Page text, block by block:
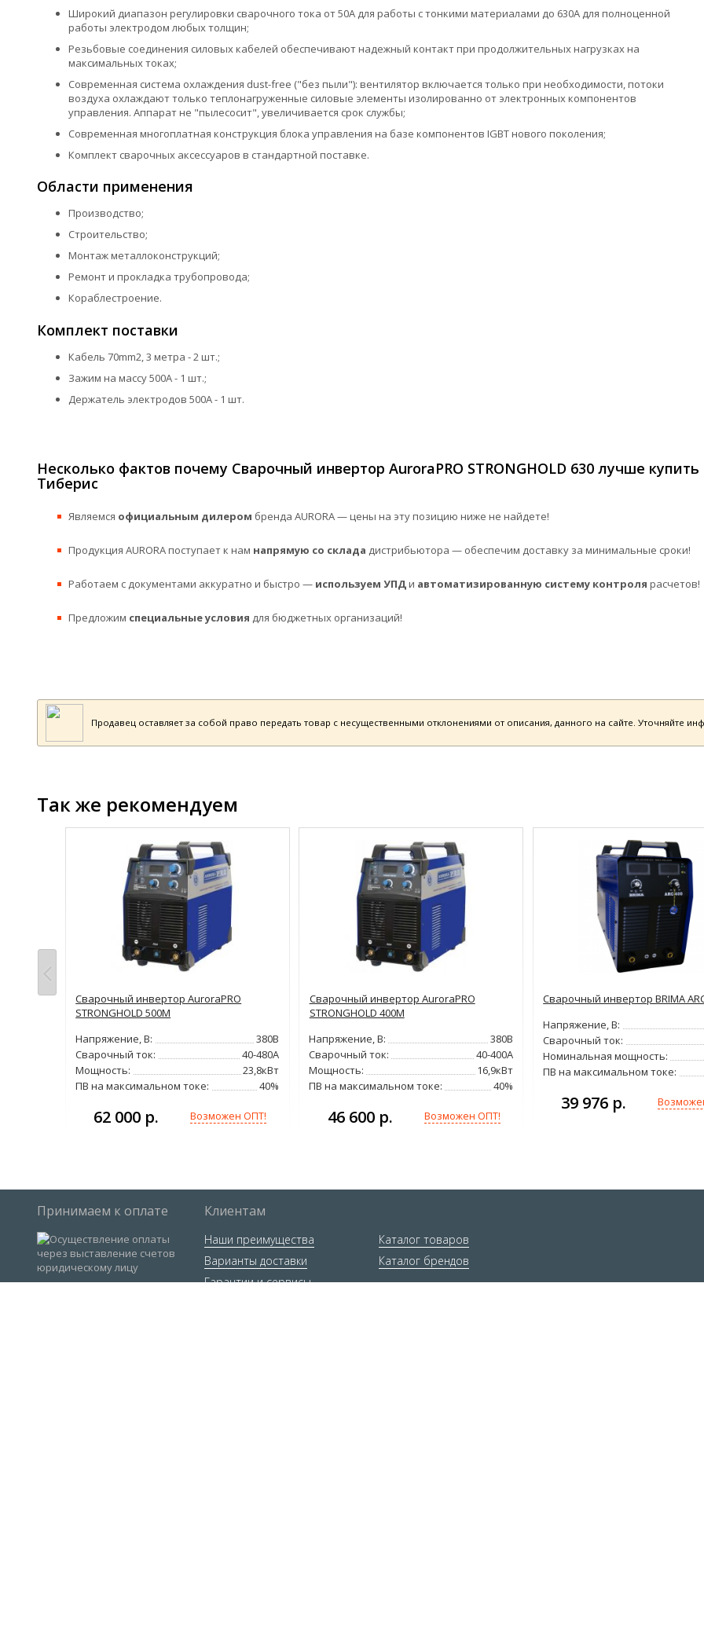
Широкий диапазон регулировки сварочного тока от 50А для работы с тонкими материалами до 630А для полноценной
работы электродом любых толщин;
Резьбовые соединения силовых кабелей обеспечивают надежный контакт при продолжительных нагрузках на
максимальных токах;
Современная система охлаждения dust-free ("без пыли"): вентилятор включается только при необходимости, потоки
воздуха охлаждают только теплонагруженные силовые элементы изолированно от электронных компонентов
управления. Аппарат не "пылесосит", увеличивается срок службы;
Современная многоплатная конструкция блока управления на базе компонентов IGBT нового поколения;
Комплект сварочных аксессуаров в стандартной поставке.
Области применения
Производство;
Строительство;
Монтаж металлоконструкций;
Ремонт и прокладка трубопровода;
Кораблестроение.
Комплект поставки
Кабель 70mm2, 3 метра - 2 шт.;
Зажим на массу 500А - 1 шт.;
Держатель электродов 500А - 1 шт.
Несколько фактов почему Сварочный инвертор AuroraPRO STRONGHOLD 630 лучше купить
Тиберис
Являемся официальным дилером бренда AURORA — цены на эту позицию ниже не найдете!
Продукция AURORA поступает к нам напрямую со склада дистрибьютора — обеспечим доставку за минимальные сроки!
Работаем с документами аккуратно и быстро — используем УПДи автоматизированную систему контроля расчетов!
Предложим специальные условия для бюджетных организаций!
Продавец оставляет за собой право передать товар с несущественными отклонениями от описания, данного на сайте. Уточняйте
Так же рекомендуем
Сварочный инвертор AuroraPRO
STRONGHOLD 500M
Напряжение, В:
380В
Сварочный ток:
40-480А
Мощность:
23,8кВт
ПВ на максимальном токе:
40%
62 000 р. Возможен ОПТ!
Сварочный инвертор AuroraPRO
STRONGHOLD 400M
Напряжение, В:
380В
Сварочный ток:
40-400А
Мощность:
16,9кВт
ПВ на максимальном токе:
40%
46 600 р. Возможен ОПТ!
Сварочный инвертор BRIMA
Напряжение, В:
Сварочный ток:
Номинальная мощность:
ПВ на максимальном токе:
39 976 р.
Принимаем к оплате Клиентам
Наши преимущества
Варианты доставки
Гарантии и сервисы
Каталог товаров
Каталог брендов